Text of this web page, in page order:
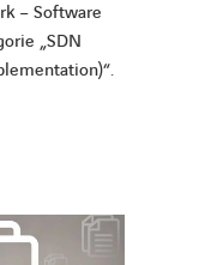
– Software
„SDN